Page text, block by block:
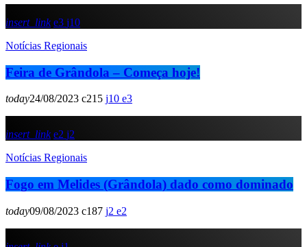
insert_link 3 10
Notícias Regionais
Feira de Grândola – Começa hoje!
today24/08/2023 215 10 3
insert_link 2 2
Notícias Regionais
Fogo em Melides (Grândola) dado como dominado
today09/08/2023 187 2 2